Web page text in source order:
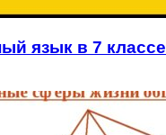
язык в 7 классе